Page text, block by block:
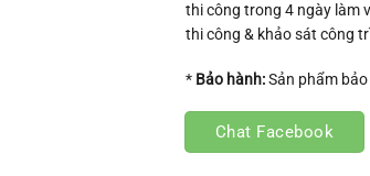
thi công trong 4 ngày làm
thi công & khảo sát công
*Bảo hành:Sản phẩm
Chat Facebook